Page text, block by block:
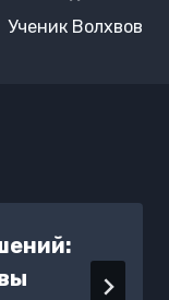
Ученик Волхвов